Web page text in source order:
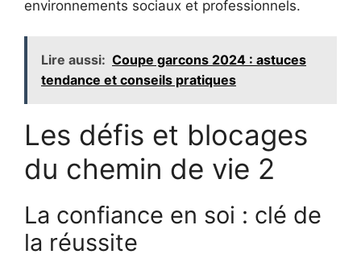
environnements sociaux et professionnels.
Lire aussi: Coupe garcons 2024 : astuces
tendance et conseils pratiques
Les défis et blocages
du chemin de vie 2
La confiance en soi : clé de
la réussite